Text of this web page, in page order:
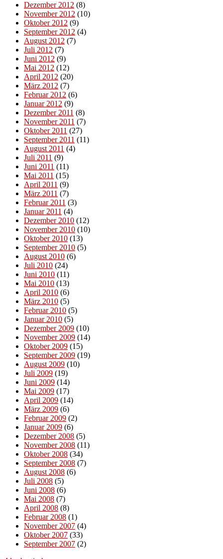
Dezember 2012 (8)
November 2012 (10)
Oktober 2012 (9)
September 2012 (4)
August 2012 (7)
Juli 2012 (7)
Juni 2012 (9)
Mai 2012 (12)
April 2012 (20)
März 2012 (7)
Februar 2012 (6)
Januar 2012 (9)
Dezember 2011 (8)
November 2011 (7)
Oktober 2011 (27)
September 2011 (11)
August 2011 (4)
Juli 2011 (9)
Juni 2011 (11)
Mai 2011 (15)
April 2011 (9)
März 2011 (7)
Februar 2011 (3)
Januar 2011 (4)
Dezember 2010 (12)
November 2010 (10)
Oktober 2010 (13)
September 2010 (5)
August 2010 (6)
Juli 2010 (24)
Juni 2010 (11)
Mai 2010 (13)
April 2010 (6)
März 2010 (5)
Februar 2010 (5)
Januar 2010 (5)
Dezember 2009 (10)
November 2009 (14)
Oktober 2009 (15)
September 2009 (19)
August 2009 (10)
Juli 2009 (19)
Juni 2009 (14)
Mai 2009 (17)
April 2009 (14)
März 2009 (6)
Februar 2009 (2)
Januar 2009 (6)
Dezember 2008 (5)
November 2008 (11)
Oktober 2008 (34)
September 2008 (7)
August 2008 (6)
Juli 2008 (5)
Juni 2008 (6)
Mai 2008 (7)
April 2008 (8)
Februar 2008 (1)
November 2007 (4)
Oktober 2007 (33)
September 2007 (2)